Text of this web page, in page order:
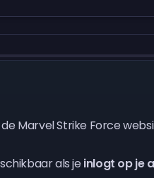
Marvel Strike Force
als je inlogt op je